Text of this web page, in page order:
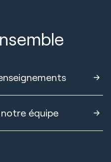
notre équipe